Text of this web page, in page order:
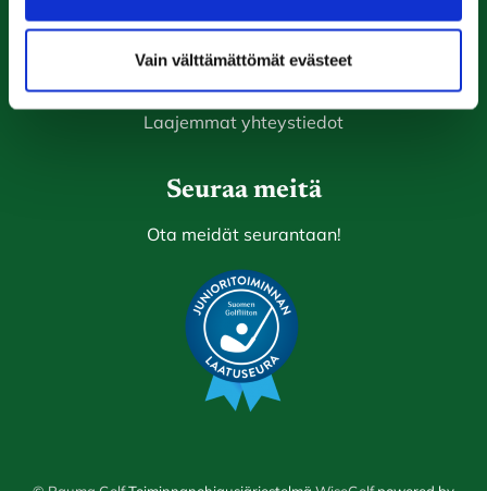
Vain välttämättömät evästeet
Rauma Golf
Ala-Pomppustentie 20
26510 Rauma
Laajemmat yhteystiedot
Seuraa meitä
Ota meidät seurantaan!